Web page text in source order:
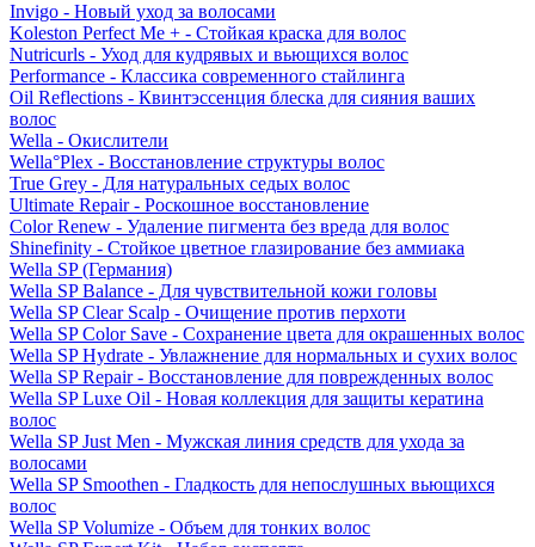
Invigo - Новый уход за волосами
Koleston Perfect Me + - Стойкая краска для волос
Nutricurls - Уход для кудрявых и вьющихся волос
Performance - Классика современного стайлинга
Oil Reflections - Квинтэссенция блеска для сияния ваших
волос
Wella - Окислители
Wella°Plex - Восстановление структуры волос
True Grey - Для натуральных седых волос
Ultimate Repair - Роскошное восстановление
Color Renew - Удаление пигмента без вреда для волос
Shinefinity - Стойкое цветное глазирование без аммиака
Wella SP (Германия)
Wella SP Balance - Для чувствительной кожи головы
Wella SP Clear Scalp - Очищение против перхоти
Wella SP Color Save - Сохранение цвета для окрашенных волос
Wella SP Hydrate - Увлажнение для нормальных и сухих волос
Wella SP Repair - Восстановление для поврежденных волос
Wella SP Luxe Oil - Новая коллекция для защиты кератина
волос
Wella SP Just Men - Мужская линия средств для ухода за
волосами
Wella SP Smoothen - Гладкость для непослушных вьющихся
волос
Wella SP Volumize - Объем для тонких волос